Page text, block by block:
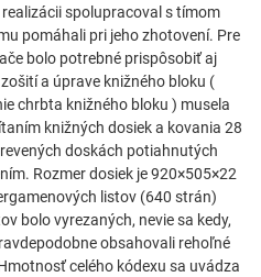
spolupracoval s tímom
pomáhali pri jeho zhotovení. Pre
bolo potrebné prispôsobiť aj
a úprave knižného bloku (
chrbta knižného bloku ) musela
knižných dosiek a kovania 28
doskách potiahnutých
Rozmer dosiek je 920×505×22
listov (640 strán)
bolo vyrezaných, nevie sa kedy,
obsahovali rehoľné
celého kódexu sa uvádza